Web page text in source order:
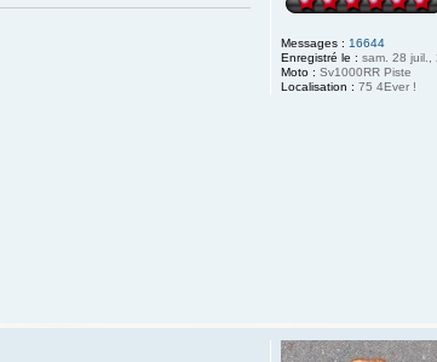
Messages : 16644
Enregistré le : sam. 28 juil.,
Moto : Sv1000RR Piste
Localisation : 75 4Ever !